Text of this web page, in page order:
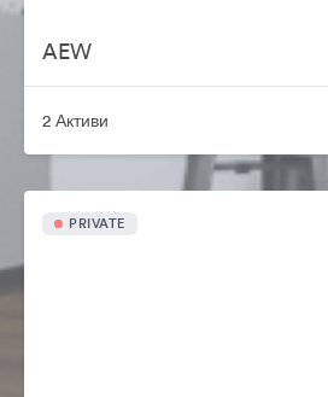
AEW
2 Активи
PRIVATE